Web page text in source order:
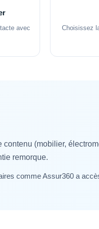
avec
Choisissez
(mobilier,
remorque.
comme Assur360 a